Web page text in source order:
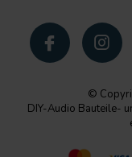
©
DIY-Audio Bauteile-